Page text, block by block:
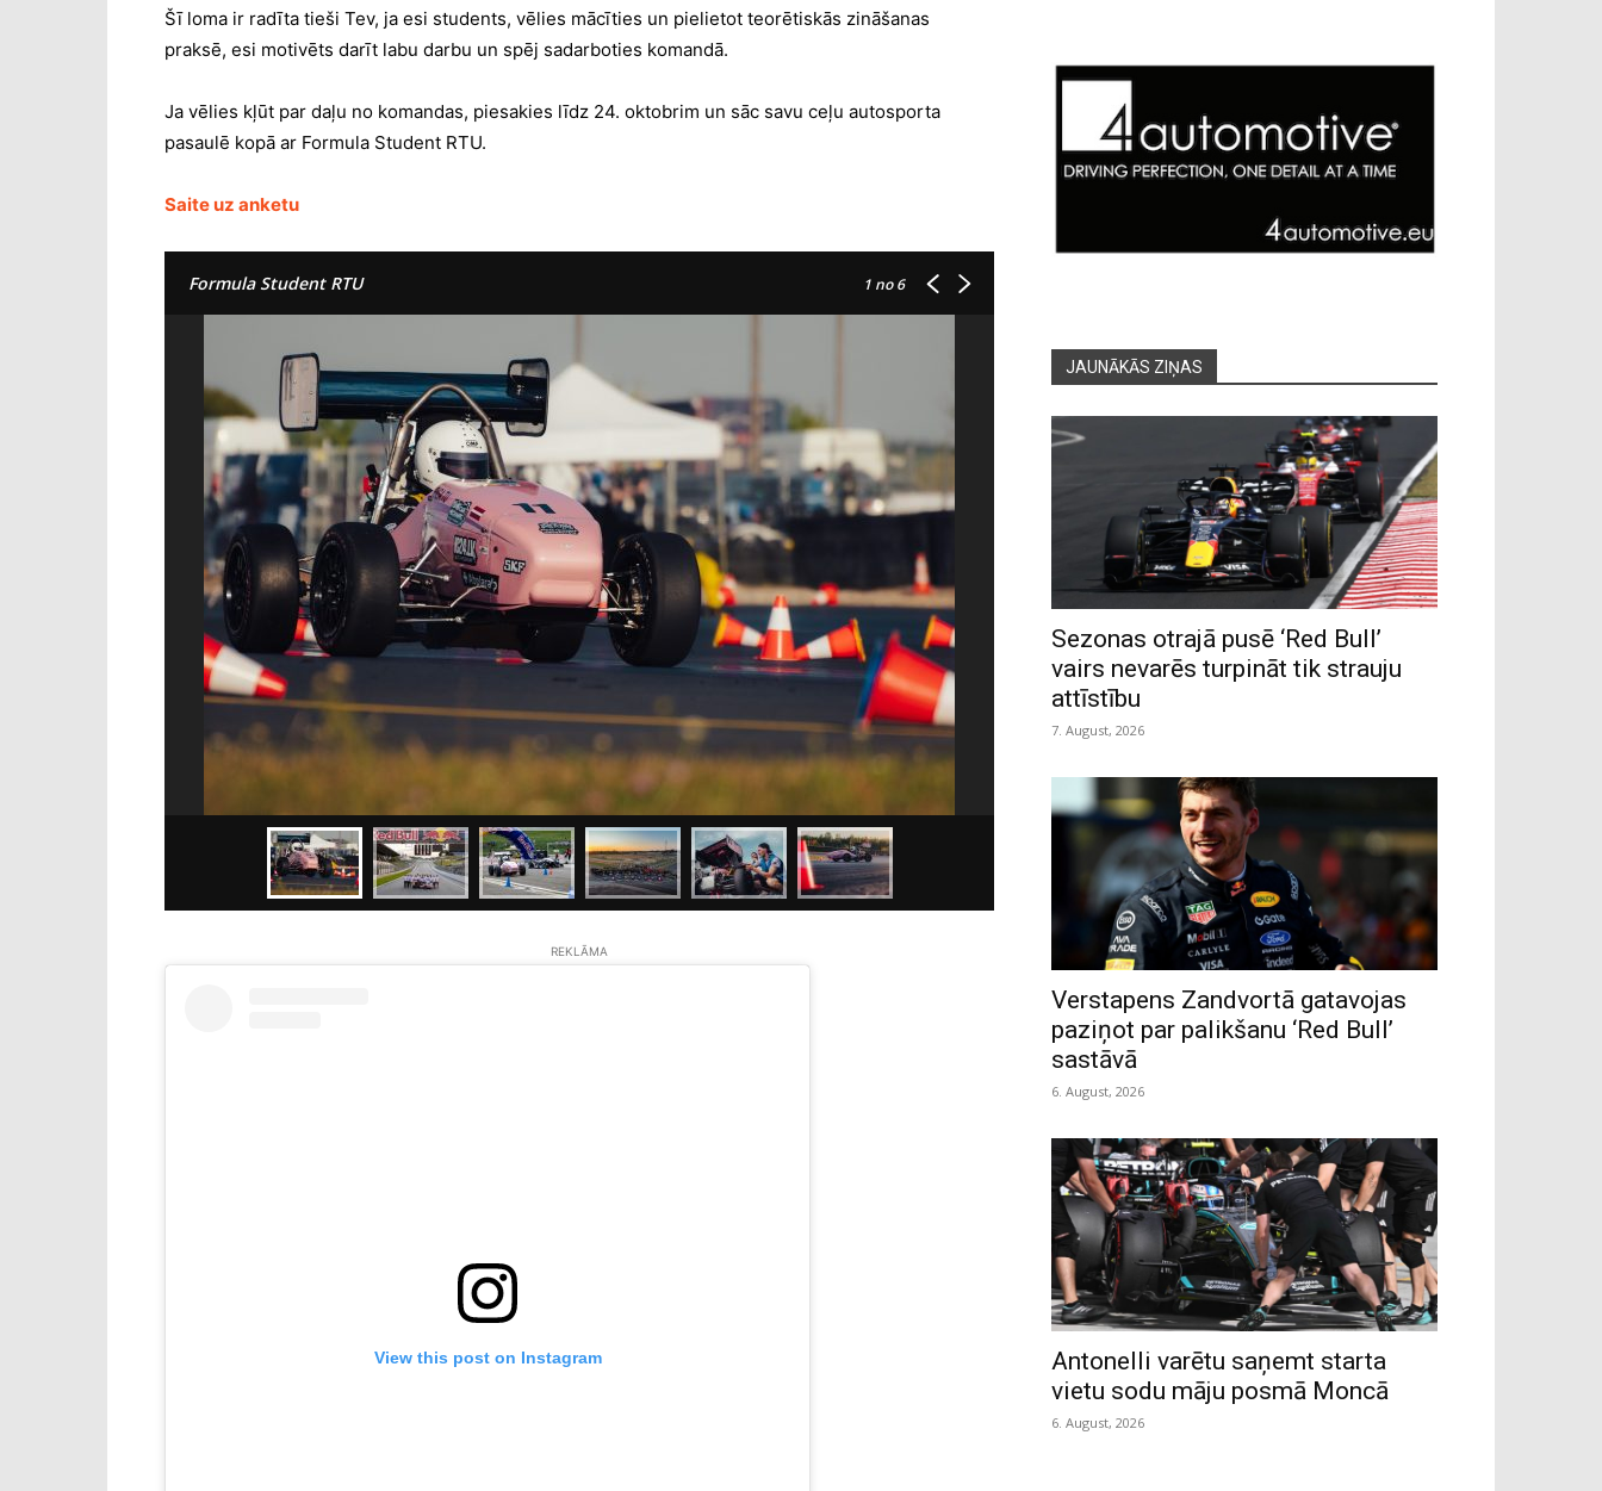
Šī loma ir radīta tieši Tev, ja esi students, vēlies mācīties un pielietot teorētiskās zināšanas
praksē, esi motivēts darīt labu darbu un spēj sadarboties komandā.
Ja vēlies kļūt par daļu no komandas, piesakies līdz 24. oktobrim un sāc savu ceļu autosporta
pasaulē kopā ar Formula Student RTU.
Saite uz anketu
Formula Student RTU 1 no 6
REKLĀMA
View this post on Instagram
JAUNĀKĀS ZIŅAS
Sezonas otrajā pusē ‘Red Bull’
vairs nevarēs turpināt tik strauju
attīstību
7. August, 2026
Verstapens Zandvortā gatavojas
paziņot par palikšanu ‘Red Bull’
sastāvā
6. August, 2026
Antonelli varētu saņemt starta
vietu sodu māju posmā Moncā
6. August, 2026